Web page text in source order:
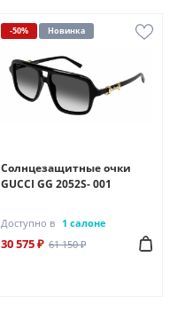
-50% Новинка
Солнцезащитные очки
GUCCI GG 2052S- 001
Доступно в 1 салоне
30 575 ₽ 61 150 ₽